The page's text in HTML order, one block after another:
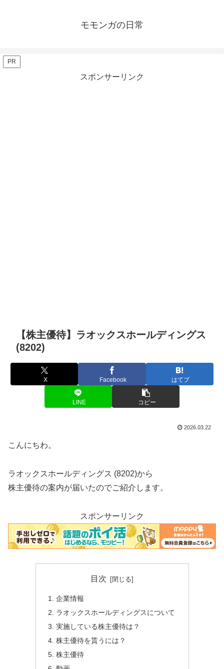
モモンガの日常
PR
スポンサーリンク
【株主優待】ラオックスホールディングス
(8202)
X Facebook はてブ
LINE コピー
2026.03.22
こんにちわ。
ラオックスホールディングス (8202)から
株主優待の案内が届いたのでご紹介します。
スポンサーリンク
目次
企業情報
ラオックスホールディングスについて
実施している株主優待は？
株主優待を貰うには？
株主優待